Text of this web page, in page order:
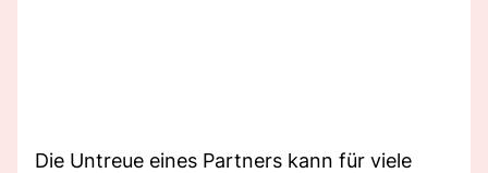
Die Untreue eines Partners kann für viele